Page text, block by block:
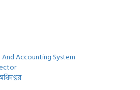
Accounting System